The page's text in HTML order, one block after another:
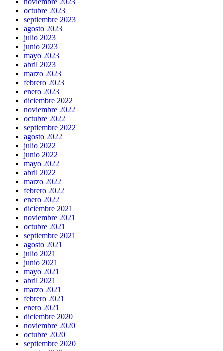
noviembre 2023
octubre 2023
septiembre 2023
agosto 2023
julio 2023
junio 2023
mayo 2023
abril 2023
marzo 2023
febrero 2023
enero 2023
diciembre 2022
noviembre 2022
octubre 2022
septiembre 2022
agosto 2022
julio 2022
junio 2022
mayo 2022
abril 2022
marzo 2022
febrero 2022
enero 2022
diciembre 2021
noviembre 2021
octubre 2021
septiembre 2021
agosto 2021
julio 2021
junio 2021
mayo 2021
abril 2021
marzo 2021
febrero 2021
enero 2021
diciembre 2020
noviembre 2020
octubre 2020
septiembre 2020